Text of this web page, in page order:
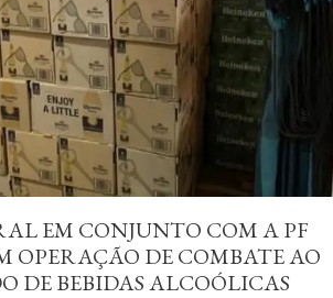
EM CONJUNTO COM A PF
OPERAÇÃO DE COMBATE AO
DE BEBIDAS ALCOÓLICAS